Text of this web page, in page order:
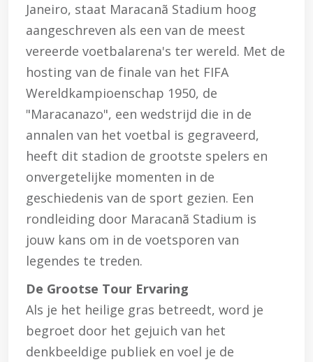
Janeiro, staat Maracanã Stadium hoog
aangeschreven als een van de meest
vereerde voetbalarena's ter wereld. Met de
hosting van de finale van het FIFA
Wereldkampioenschap 1950, de
"Maracanazo", een wedstrijd die in de
annalen van het voetbal is gegraveerd,
heeft dit stadion de grootste spelers en
onvergetelijke momenten in de
geschiedenis van de sport gezien. Een
rondleiding door Maracanã Stadium is
jouw kans om in de voetsporen van
legendes te treden.
De Grootse Tour Ervaring
Als je het heilige gras betreedt, word je
begroet door het gejuich van het
denkbeeldige publiek en voel je de